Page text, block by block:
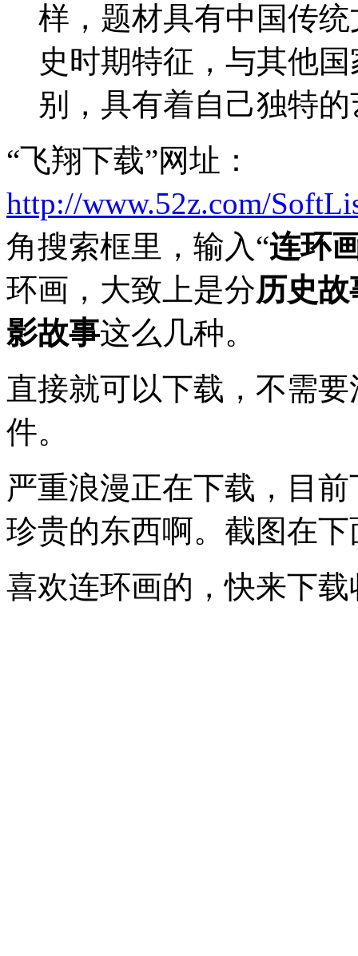
样，题材具有中国传
史时期特征，与其他
别，具有着自己独特
“飞翔下载”网址：
http://www.52z.com/
角搜索框里，输入“连环
环画，大致上是分历史故
影故事这么几种。
直接就可以下载，不需
件。
严重浪漫正在下载，目
珍贵的东西啊。截图在下
喜欢连环画的，快来下